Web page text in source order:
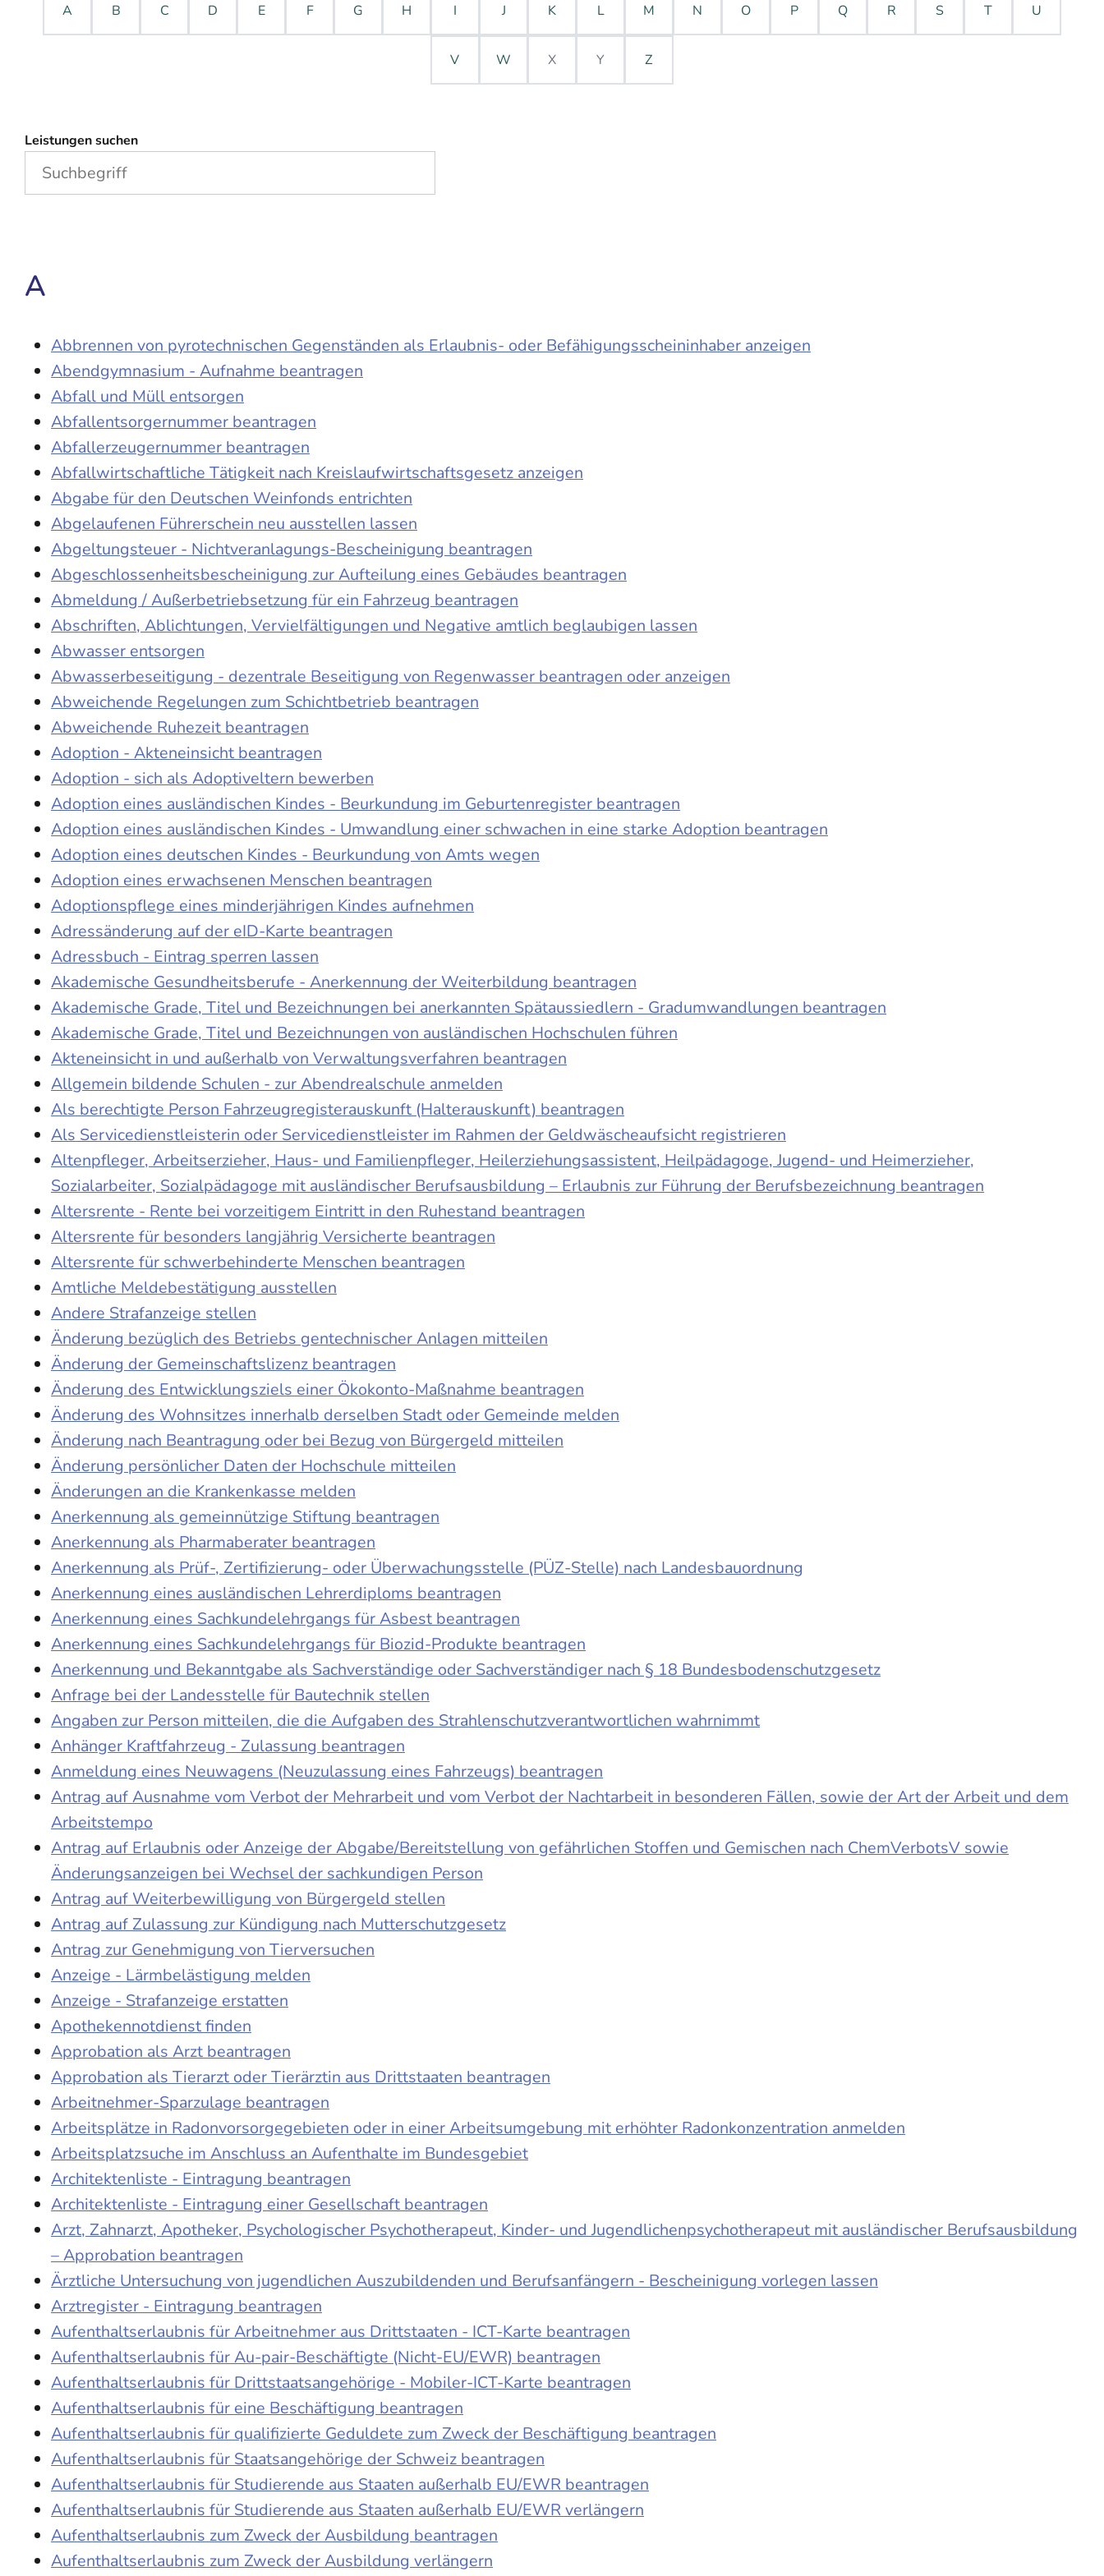
A B C D E F G H I J K L M N O P Q R S T U
V W X Y Z
Leistungen suchen
A
Abbrennen von pyrotechnischen Gegenständen als Erlaubnis- oder Befähigungsscheininhaber anzeigen
Abendgymnasium - Aufnahme beantragen
Abfall und Müll entsorgen
Abfallentsorgernummer beantragen
Abfallerzeugernummer beantragen
Abfallwirtschaftliche Tätigkeit nach Kreislaufwirtschaftsgesetz anzeigen
Abgabe für den Deutschen Weinfonds entrichten
Abgelaufenen Führerschein neu ausstellen lassen
Abgeltungsteuer - Nichtveranlagungs-Bescheinigung beantragen
Abgeschlossenheitsbescheinigung zur Aufteilung eines Gebäudes beantragen
Abmeldung / Außerbetriebsetzung für ein Fahrzeug beantragen
Abschriften, Ablichtungen, Vervielfältigungen und Negative amtlich beglaubigen lassen
Abwasser entsorgen
Abwasserbeseitigung - dezentrale Beseitigung von Regenwasser beantragen oder anzeigen
Abweichende Regelungen zum Schichtbetrieb beantragen
Abweichende Ruhezeit beantragen
Adoption - Akteneinsicht beantragen
Adoption - sich als Adoptiveltern bewerben
Adoption eines ausländischen Kindes - Beurkundung im Geburtenregister beantragen
Adoption eines ausländischen Kindes - Umwandlung einer schwachen in eine starke Adoption beantragen
Adoption eines deutschen Kindes - Beurkundung von Amts wegen
Adoption eines erwachsenen Menschen beantragen
Adoptionspflege eines minderjährigen Kindes aufnehmen
Adressänderung auf der eID-Karte beantragen
Adressbuch - Eintrag sperren lassen
Akademische Gesundheitsberufe - Anerkennung der Weiterbildung beantragen
Akademische Grade, Titel und Bezeichnungen bei anerkannten Spätaussiedlern - Gradumwandlungen beantragen
Akademische Grade, Titel und Bezeichnungen von ausländischen Hochschulen führen
Akteneinsicht in und außerhalb von Verwaltungsverfahren beantragen
Allgemein bildende Schulen - zur Abendrealschule anmelden
Als berechtigte Person Fahrzeugregisterauskunft (Halterauskunft) beantragen
Als Servicedienstleisterin oder Servicedienstleister im Rahmen der Geldwäscheaufsicht registrieren
Altenpfleger, Arbeitserzieher, Haus- und Familienpfleger, Heilerziehungsassistent, Heilpädagoge, Jugend- und Heimerzieher,
Sozialarbeiter, Sozialpädagoge mit ausländischer Berufsausbildung – Erlaubnis zur Führung der Berufsbezeichnung beantragen
Altersrente - Rente bei vorzeitigem Eintritt in den Ruhestand beantragen
Altersrente für besonders langjährig Versicherte beantragen
Altersrente für schwerbehinderte Menschen beantragen
Amtliche Meldebestätigung ausstellen
Andere Strafanzeige stellen
Änderung bezüglich des Betriebs gentechnischer Anlagen mitteilen
Änderung der Gemeinschaftslizenz beantragen
Änderung des Entwicklungsziels einer Ökokonto-Maßnahme beantragen
Änderung des Wohnsitzes innerhalb derselben Stadt oder Gemeinde melden
Änderung nach Beantragung oder bei Bezug von Bürgergeld mitteilen
Änderung persönlicher Daten der Hochschule mitteilen
Änderungen an die Krankenkasse melden
Anerkennung als gemeinnützige Stiftung beantragen
Anerkennung als Pharmaberater beantragen
Anerkennung als Prüf-, Zertifizierung- oder Überwachungsstelle (PÜZ-Stelle) nach Landesbauordnung
Anerkennung eines ausländischen Lehrerdiploms beantragen
Anerkennung eines Sachkundelehrgangs für Asbest beantragen
Anerkennung eines Sachkundelehrgangs für Biozid-Produkte beantragen
Anerkennung und Bekanntgabe als Sachverständige oder Sachverständiger nach § 18 Bundesbodenschutzgesetz
Anfrage bei der Landesstelle für Bautechnik stellen
Angaben zur Person mitteilen, die die Aufgaben des Strahlenschutzverantwortlichen wahrnimmt
Anhänger Kraftfahrzeug - Zulassung beantragen
Anmeldung eines Neuwagens (Neuzulassung eines Fahrzeugs) beantragen
Antrag auf Ausnahme vom Verbot der Mehrarbeit und vom Verbot der Nachtarbeit in besonderen Fällen, sowie der Art der Arbeit und dem
Arbeitstempo
Antrag auf Erlaubnis oder Anzeige der Abgabe/Bereitstellung von gefährlichen Stoffen und Gemischen nach ChemVerbotsV sowie
Änderungsanzeigen bei Wechsel der sachkundigen Person
Antrag auf Weiterbewilligung von Bürgergeld stellen
Antrag auf Zulassung zur Kündigung nach Mutterschutzgesetz
Antrag zur Genehmigung von Tierversuchen
Anzeige - Lärmbelästigung melden
Anzeige - Strafanzeige erstatten
Apothekennotdienst finden
Approbation als Arzt beantragen
Approbation als Tierarzt oder Tierärztin aus Drittstaaten beantragen
Arbeitnehmer-Sparzulage beantragen
Arbeitsplätze in Radonvorsorgegebieten oder in einer Arbeitsumgebung mit erhöhter Radonkonzentration anmelden
Arbeitsplatzsuche im Anschluss an Aufenthalte im Bundesgebiet
Architektenliste - Eintragung beantragen
Architektenliste - Eintragung einer Gesellschaft beantragen
Arzt, Zahnarzt, Apotheker, Psychologischer Psychotherapeut, Kinder- und Jugendlichenpsychotherapeut mit ausländischer Berufsausbildung
– Approbation beantragen
Ärztliche Untersuchung von jugendlichen Auszubildenden und Berufsanfängern - Bescheinigung vorlegen lassen
Arztregister - Eintragung beantragen
Aufenthaltserlaubnis für Arbeitnehmer aus Drittstaaten - ICT-Karte beantragen
Aufenthaltserlaubnis für Au-pair-Beschäftigte (Nicht-EU/EWR) beantragen
Aufenthaltserlaubnis für Drittstaatsangehörige - Mobiler-ICT-Karte beantragen
Aufenthaltserlaubnis für eine Beschäftigung beantragen
Aufenthaltserlaubnis für qualifizierte Geduldete zum Zweck der Beschäftigung beantragen
Aufenthaltserlaubnis für Staatsangehörige der Schweiz beantragen
Aufenthaltserlaubnis für Studierende aus Staaten außerhalb EU/EWR beantragen
Aufenthaltserlaubnis für Studierende aus Staaten außerhalb EU/EWR verlängern
Aufenthaltserlaubnis zum Zweck der Ausbildung beantragen
Aufenthaltserlaubnis zum Zweck der Ausbildung verlängern